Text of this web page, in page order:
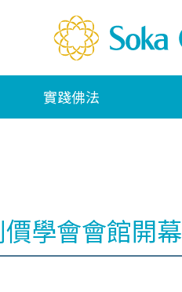
實踐佛法
學會會館開幕